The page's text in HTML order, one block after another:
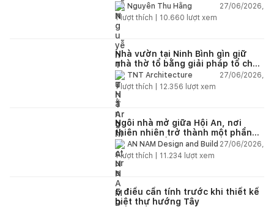
Nguyễn Thu Hằng
27/06/2026,
1lượt thích | 10.660 lượt xem
Nhà vườn tại Ninh Bình gìn giữ
nhà thờ tổ bằng giải pháp tổ chức
lại không gian
TNT Architecture
27/06/2026,
1lượt thích | 12.356 lượt xem
Ngôi nhà mở giữa Hội An, nơi
thiên nhiên trở thành một phần
của cuộc sống
AN NAM Design and Build 27/06/2026,
1lượt thích | 11.234 lượt xem
5 điều cần tính trước khi thiết kế
biệt thự hướng Tây